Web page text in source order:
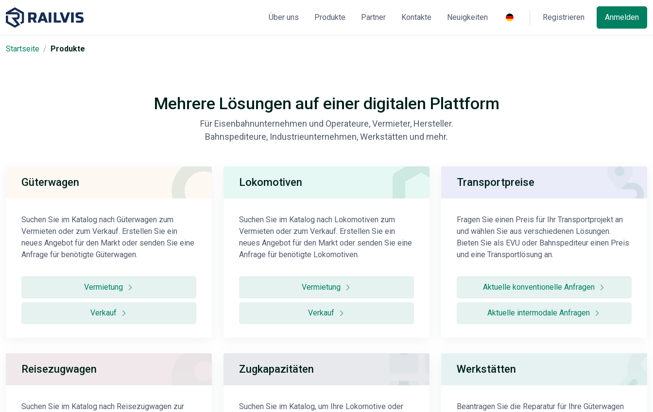
Über uns Produkte Partner Kontakte Neuigkeiten Registrieren Anmelden
Startseite Produkte
Mehrere Lösungen auf einer digitalen Plattform
Für Eisenbahnunternehmen und Operateure, Vermieter, Hersteller.
Bahnspediteure, Industrieunternehmen, Werkstätten und mehr.
Güterwagen
Suchen Sie im Katalog nach Güterwagen zum
Vermieten oder zum Verkauf. Erstellen Sie ein
neues Angebot für den Markt oder senden Sie eine
Anfrage für benötigte Güterwagen.
Vermietung
Verkauf
Lokomotiven
Suchen Sie im Katalog nach Lokomotiven zum
Vermieten oder zum Verkauf. Erstellen Sie ein
neues Angebot für den Markt oder senden Sie eine
Anfrage für benötigte Lokomotiven.
Vermietung
Verkauf
Transportpreise
Fragen Sie einen Preis für Ihr Transportprojekt an
und wählen Sie aus verschiedenen Lösungen.
Bieten Sie als EVU oder Bahnspediteur einen Preis
und eine Transportlösung an.
Aktuelle konventionelle Anfragen
Aktuelle intermodale Anfragen
Reisezugwagen
Suchen Sie im Katalog nach Reisezugwagen zur
Zugkapazitäten
Suchen Sie im Katalog, um Ihre Lokomotive oder
Werkstätten
Beantragen Sie die Reparatur für Ihre Güterwagen